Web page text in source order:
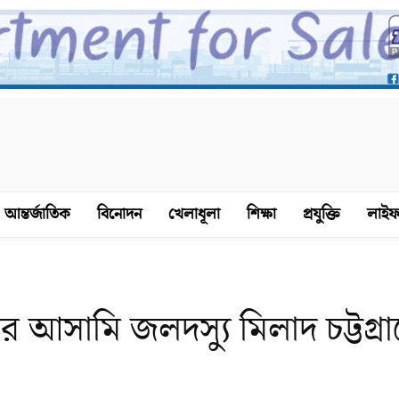
আন্তর্জাতিক বিনোদন খেলাধূলা শিক্ষা প্রযুক্তি
আসামি জলদস্যু মিলাদ